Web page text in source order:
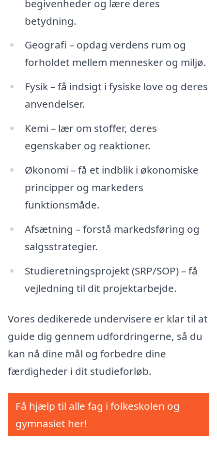
begivenheder og lære deres
betydning.
Geografi – opdag verdens rum og
forholdet mellem mennesker og miljø.
Fysik – få indsigt i fysiske love og deres
anvendelser.
Kemi – lær om stoffer, deres
egenskaber og reaktioner.
Økonomi – få et indblik i økonomiske
principper og markeders
funktionsmåde.
Afsætning – forstå markedsføring og
salgsstrategier.
Studieretningsprojekt (SRP/SOP) – få
vejledning til dit projektarbejde.
Vores dedikerede undervisere er klar til at
guide dig gennem udfordringerne, så du
kan nå dine mål og forbedre dine
færdigheder i dit studieforløb.
Få hjælp til alle fag i folkeskolen og
gymnasiet her!